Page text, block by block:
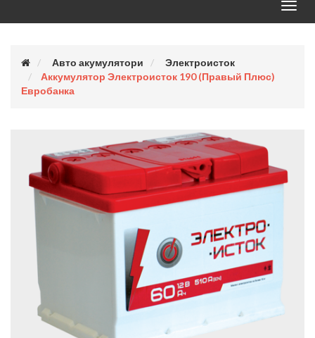
Авто акумулятори
Электроисток
Аккумулятор Электроисток 190 (правый Плюс)
Евробанка